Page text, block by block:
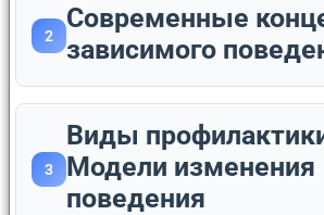
2
Современные
зависимого
3
Виды
Модели изменения
поведения